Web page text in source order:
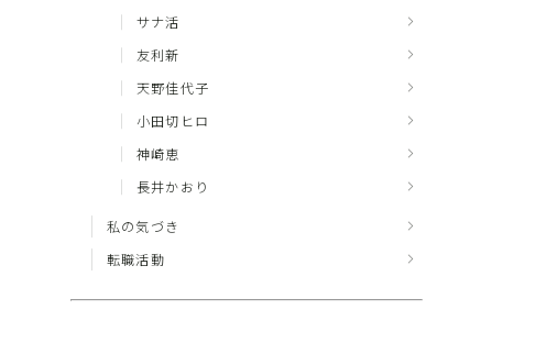
サナ活
友利新
天野佳代子
小田切ヒロ
神崎恵
長井かおり
私の気づき
転職活動